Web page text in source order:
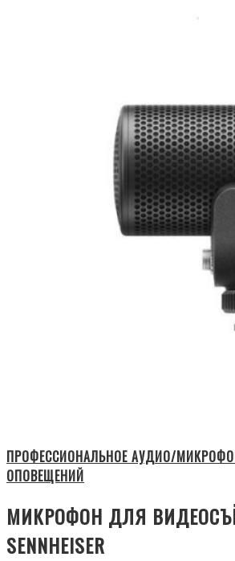
ПРОФЕССИОНАЛЬНОЕ АУДИО/
ОПОВЕЩЕНИЙ
МИКРОФОН ДЛЯ
SENNHEISER